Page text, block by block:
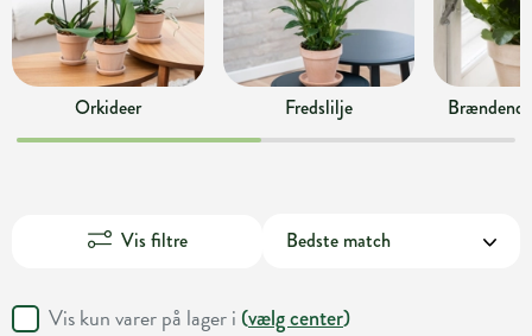
Orkideer Fredslilje
Vis filtre
Vis kun varer på lager i (vælg center)